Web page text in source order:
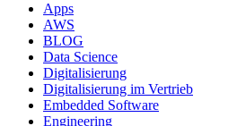
Apps
AWS
BLOG
Data Science
Digitalisierung
Digitalisierung im Vertrieb
Embedded Software
Engineering